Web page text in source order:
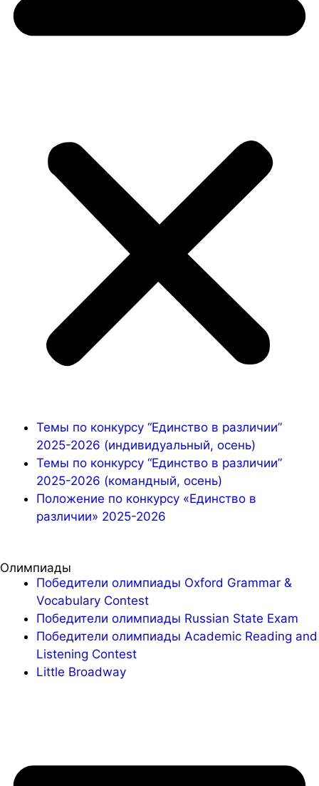
Темы по конкурсу “Единство в различии”
2025-2026 (индивидуальный, осень)
Темы по конкурсу “Единство в различии”
2025-2026 (командный, осень)
Положение по конкурсу «Единство в
различии» 2025-2026
Олимпиады
Победители олимпиады Oxford Grammar &
Vocabulary Contest
Победители олимпиады Russian State Exam
Победители олимпиады Academic Reading and
Listening Contest
Little Broadway